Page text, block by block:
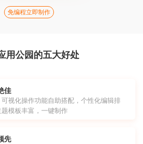
免编程立即制作
用公园的五大好处
佳
可视化操作功能自助搭配，个性化编辑排
题模板丰富，一键制作
先